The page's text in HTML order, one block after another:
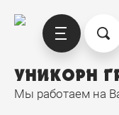
УНИКОРН
Мы работаем на